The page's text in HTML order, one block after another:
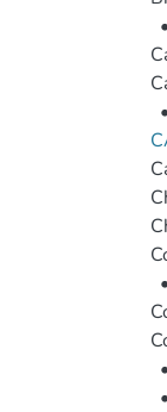
•
•
•
•
•